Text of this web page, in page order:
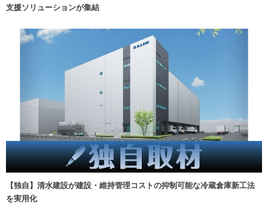
支援ソリューションが集結
【独自】清水建設が建設・維持管理コストの抑制可能な冷蔵倉庫新工法
を実用化